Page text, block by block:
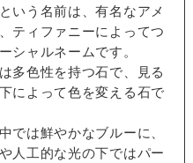
いう名前は、有名なアメ
ティファニーによってつ
シャルネームです。
多色性を持つ石で、見る
によって色を変える石で
では鮮やかなブルーに、
人工的な光の下ではパー